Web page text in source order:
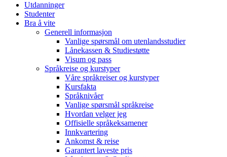
Utdanninger
Studenter
Bra å vite
Generell informasjon
Vanlige spørsmål om utenlandsstudier
Lånekassen & Studiestøtte
Visum og pass
Språkreise og kurstyper
Våre språkreiser og kurstyper
Kursfakta
Språknivåer
Vanlige spørsmål språkreise
Hvordan velger jeg
Offisielle språkeksamener
Innkvartering
Ankomst & reise
Garantert laveste pris